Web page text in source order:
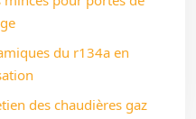
du r134a en
des chaudières gaz